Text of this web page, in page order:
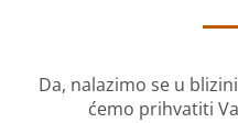
Da, nalazimo se u
ćemo prihvatiti